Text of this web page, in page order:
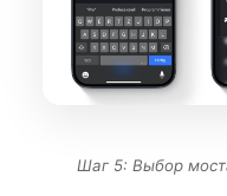
Шаг 5: Выбор